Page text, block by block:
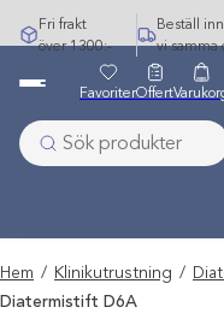
Hoppa
till
Fri frakt
över 1300:-
Beställ
vi samma
FavoriterOffert
Hem / Klinikutrustning /
Diatermistift D6A